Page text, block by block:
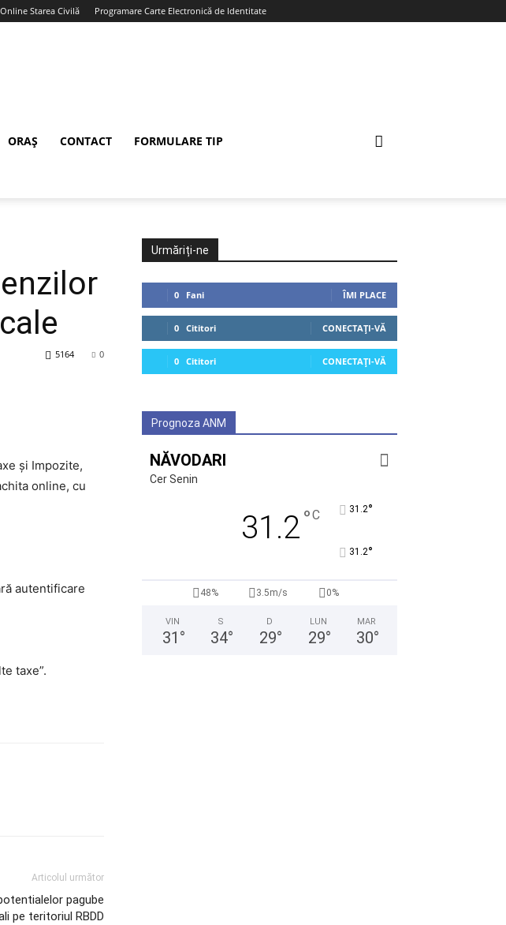
Starea Civilă Programare Carte Electronică de Identitate
ORAȘ CONTACT FORMULARE TIP
0
5164
și Impozite,
online, cu
autentificare
taxe”.
Articolul următor
pagube
pe teritoriul RBDD
Urmăriți-ne
0 Fani ÎMI PLACE
0 Cititori CONECTAȚI-VĂ
0 Cititori CONECTAȚI-VĂ
Prognoza ANM
NĂVODARI
Cer Senin
31.2°C 31.2°
31.2°
48% 3.5m/s 0%
VIN
31 °
S
34°
D
29°
LUN
29°
MAR
30°